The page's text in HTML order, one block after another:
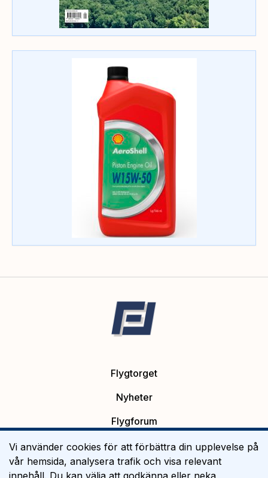
Flygtorget
Nyheter
Flygforum
Platsannonser
Flygutbildning
Vi använder cookies för att förbättra din upplevelse på
vår hemsida, analysera trafik och visa relevant
innehåll. Du kan välja att godkänna eller neka